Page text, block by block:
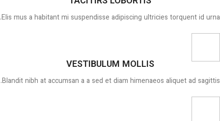
Elis mus a habitant mi suspendisse adipiscing ultricies torquent id urna.
VESTIBULUM MOLLIS
Blandit nibh at accumsan a a sed et diam himenaeos aliquet ad sagittis.